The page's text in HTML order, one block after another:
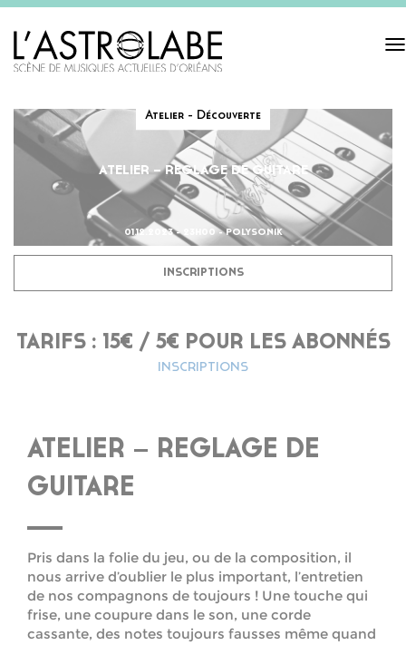
Atelier - Découverte
ATELIER – REGLAGE DE GUITARE
01.12.2023 - 23H00 - POLYSONIK
INSCRIPTIONS
TARIFS : 15€ / 5€ POUR LES ABONNÉS
INSCRIPTIONS
ATELIER – REGLAGE DE
GUITARE
Pris dans la folie du jeu, ou de la composition, il
nous arrive d’oublier le plus important, l’entretien
de nos compagnons de toujours ! Une touche qui
frise, une coupure dans le son, une corde
cassante, des notes toujours fausses même quand